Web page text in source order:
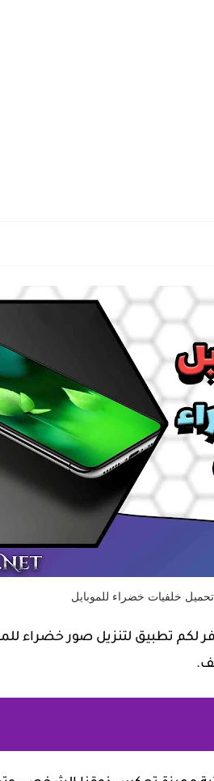
تحميل خلفيات خضراء للموبايل
لكم تطبيق لتنزيل صور خضراء